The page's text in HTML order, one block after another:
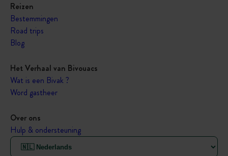
Reizen
Bestemmingen
Road trips
Blog
Het Verhaal van Bivouacs
Wat is een Bivak ?
Word gastheer
Over ons
Hulp & ondersteuning